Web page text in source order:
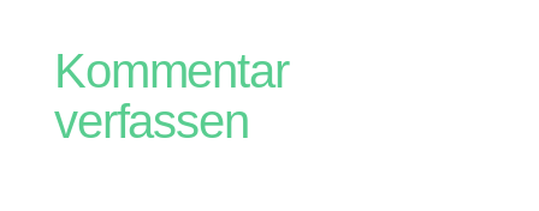
Kommentar
verfassen